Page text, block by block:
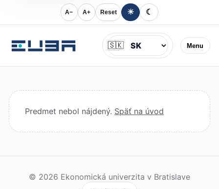
A− A+ Reset ☀ ☾
Menu
Jazyk
🇸🇰
Predmet nebol nájdený. Späť na úvod
© 2026 Ekonomická univerzita v Bratislave